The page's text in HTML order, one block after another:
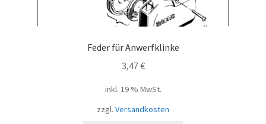
Feder für Anwerfklinke
3,47€
inkl. 19 % MwSt.
zzgl. Versandkosten